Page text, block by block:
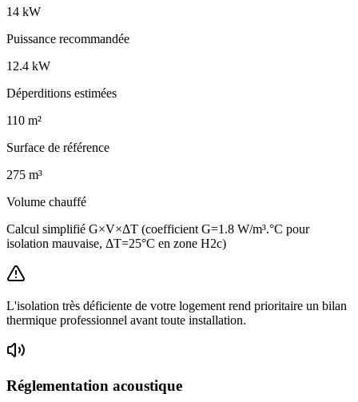
14 kW
Puissance recommandée
12.4 kW
Déperditions estimées
110 m²
Surface de référence
275 m³
Volume chauffé
Calcul simplifié G×V×ΔT (coefficient G=1.8 W/m³.°C pour
isolation mauvaise, ΔT=25°C en zone H2c)
L'isolation très déficiente de votre logement rend prioritaire un bilan
thermique professionnel avant toute installation.
Réglementation acoustique